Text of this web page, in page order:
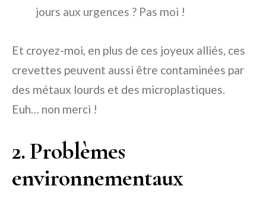
jours aux urgences ? Pas moi !
Et croyez-moi, en plus de ces joyeux alliés, ces
crevettes peuvent aussi être contaminées par
des métaux lourds et des microplastiques.
Euh… non merci !
2. Problèmes
environnementaux